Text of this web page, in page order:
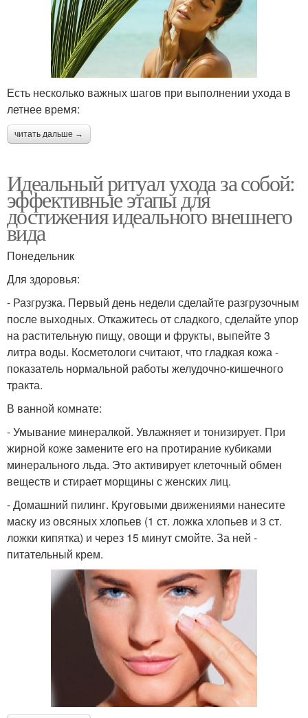
Есть несколько важных шагов при выполнении ухода в
летнее время:
читать дальше →
Идеальный ритуал ухода за собой:
эффективные этапы для
достижения идеального внешнего
вида
Понедельник
Для здоровья:
- Разгрузка. Первый день недели сделайте разгрузочным
после выходных. Откажитесь от сладкого, сделайте упор
на растительную пищу, овощи и фрукты, выпейте 3
литра воды. Косметологи считают, что гладкая кожа -
показатель нормальной работы желудочно-кишечного
тракта.
В ванной комнате:
- Умывание минералкой. Увлажняет и тонизирует. При
жирной коже замените его на протирание кубиками
минерального льда. Это активирует клеточный обмен
веществ и стирает морщины с женских лиц.
- Домашний пилинг. Круговыми движениями нанесите
маску из овсяных хлопьев (1 ст. ложка хлопьев и 3 ст.
ложки кипятка) и через 15 минут смойте. За ней -
питательный крем.